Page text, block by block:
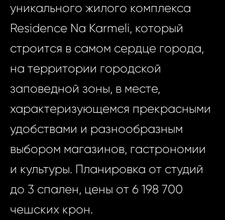
уникального жилого комплекса
Residence Na Karmeli, который
строится в самом сердце города,
на территории городской
заповедной зоны, в месте,
характеризующемся прекрасными
удобствами и разнообразным
выбором магазинов, гастрономии
и культуры. Планировка от студий
до 3 спален, цены от 6 198 700
чешских крон.